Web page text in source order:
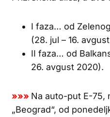
I faza… od
(28. jul – 16.
II faza… od
26. avgust 2020).
»»» Na auto-put E-75,
„Beograd“, od